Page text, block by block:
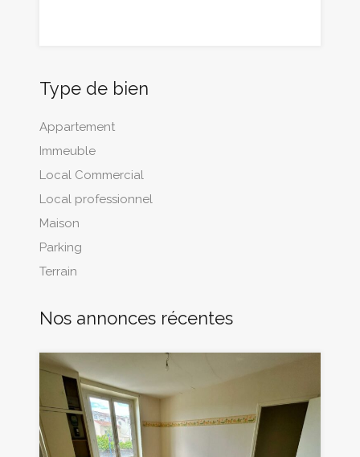
Type de bien
Appartement
Immeuble
Local Commercial
Local professionnel
Maison
Parking
Terrain
Nos annonces récentes